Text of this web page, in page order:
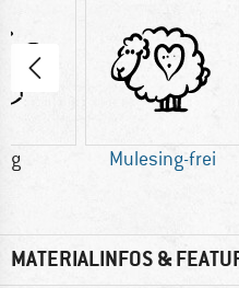
g Mulesing-frei
MATERIALINFOS &